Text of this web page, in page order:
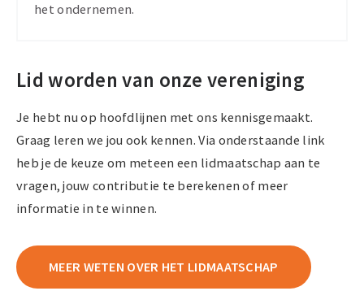
het ondernemen.
Lid worden van onze vereniging
Je hebt nu op hoofdlijnen met ons kennisgemaakt.
Graag leren we jou ook kennen. Via onderstaande link
heb je de keuze om meteen een lidmaatschap aan te
vragen, jouw contributie te berekenen of meer
informatie in te winnen.
MEER WETEN OVER HET LIDMAATSCHAP